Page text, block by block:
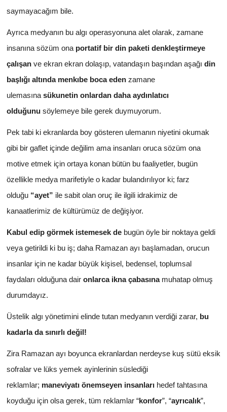
saymayacağım bile.
Ayrıca medyanın bu algı operasyonuna alet olarak, zamane
insanına sözüm ona portatif bir din paketi denkleştirmeye
çalışanve ekran ekran dolaşıp, vatandaşın başından aşağı din
başlığı altında menkıbe boca edenzamane
ulemasınasükunetin onlardan daha aydınlatıcı
olduğunusöylemeye bile gerek duymuyorum.
Pek tabi ki ekranlarda boy gösteren ulemanın niyetini okumak
gibi bir gaflet içinde değilim ama insanları oruca sözüm ona
motive etmek için ortaya konan bütün bu faaliyetler, bugün
özellikle medya marifetiyle o kadar bulandırılıyor ki; farz
olduğu “ayet” ile sabit olan oruç ile ilgili idrakimiz de
kanaatlerimiz de kültürümüz de değişiyor.
Kabul edip görmek istemesek debugün öyle bir noktaya geldi
veya getirildi ki bu iş; daha Ramazan ayı başlamadan, orucun
insanlar için ne kadar büyük kişisel, bedensel, toplumsal
faydaları olduğuna dair onlarca ikna çabasınamuhatap olmuş
durumdayız.
Üstelik algı yönetimini elinde tutan medyanın verdiği zarar, bu
kadarla da sınırlı değil!
Zira Ramazan ayı boyunca ekranlardan nerdeyse kuş sütü eksik
sofralar ve lüks yemek ayinlerinin süslediği
reklamlar; maneviyatı önemseyen insanlarıhedef tahtasına
koyduğu için olsa gerek, tüm reklamlar “konfor”, “ayrıcalık”,